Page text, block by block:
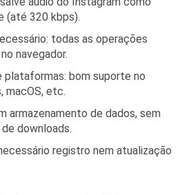
(até 320 kbps).
todas as operações
navegador.
plataformas: bom suporte no
macOS, etc.
armazenamento de dados, sem
downloads.
registro nem atualização